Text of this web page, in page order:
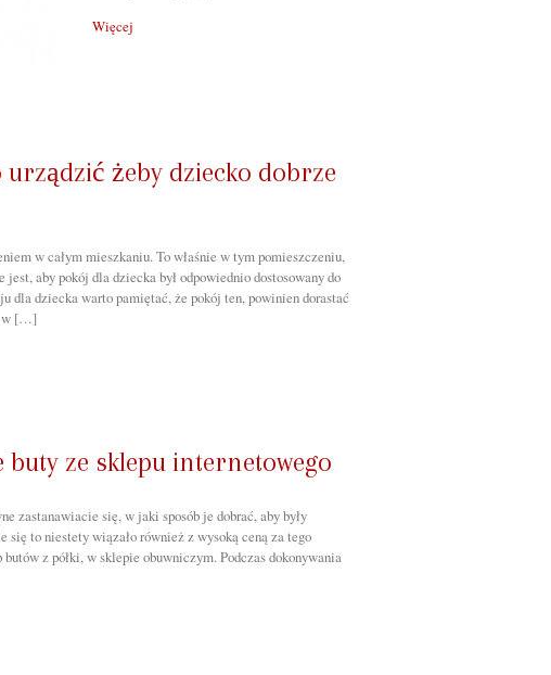
Więcej
urządzić żeby dziecko dobrze
w całym mieszkaniu. To właśnie w tym pomieszczeniu,
jest, aby pokój dla dziecka był odpowiednio dostosowany do
dla dziecka warto pamiętać, że pokój ten, powinien dorastać
w […]
ze sklepu internetowego
zastanawiacie się, w jaki sposób je dobrać, aby były
to niestety wiązało również z wysoką ceną za tego
z półki, w sklepie obuwniczym. Podczas dokonywania